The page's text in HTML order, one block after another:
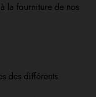
la fourniture de nos
des différents